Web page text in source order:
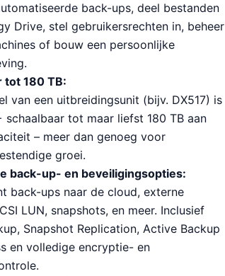
back-ups, deel bestanden
Drive, stel gebruikersrechten in, beheer
of bouw een persoonlijke
tot 180 TB:
van een uitbreidingsunit (bijv. DX517) is
schaalbaar tot maar liefst 180 TB aan
– meer dan genoeg voor
groei.
back-up- en beveiligingsopties:
back-ups naar de cloud, externe
LUN, snapshots, en meer. Inclusief
Snapshot Replication, Active Backup
en volledige encryptie- en